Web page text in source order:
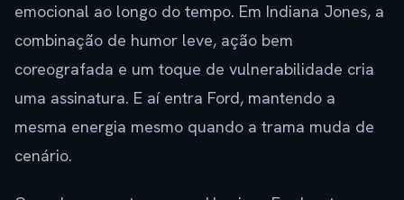
emocional ao longo do tempo. Em Indiana Jones, a
combinação de humor leve, ação bem
coreografada e um toque de vulnerabilidade cria
uma assinatura. E aí entra Ford, mantendo a
mesma energia mesmo quando a trama muda de
cenário.